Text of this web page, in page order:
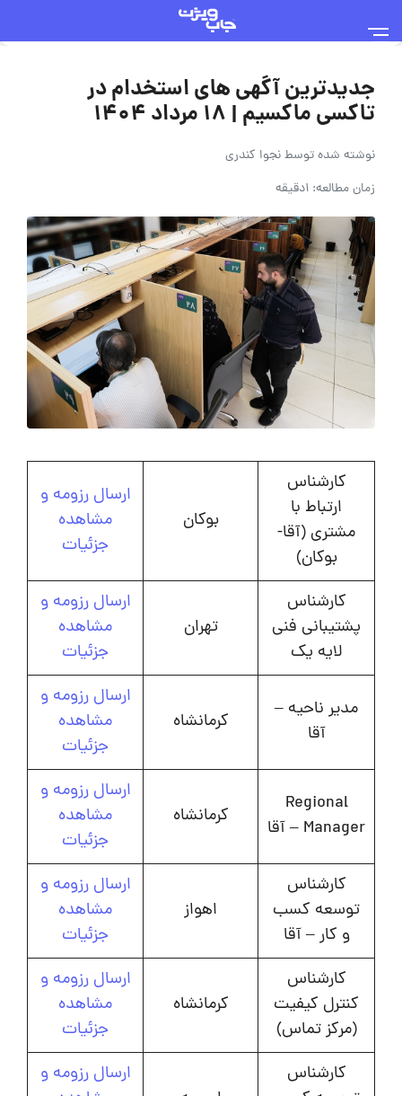
جدیدترین آگهی های استخدام در
تاکسی ماکسیم | 18 مرداد 1404
نوشته شده توسطنجوا کندری
زمان مطالعه: 1دقیقه
کارشناس
ارتباط با
مشتری (آقا-
بوکان)
بوکان
ارسال رزومه و
مشاهده
جزئیات
کارشناس
پشتیبانی فنی
لایه یک
تهران
ارسال رزومه و
مشاهده
جزئیات
مدیر ناحیه‌ –
آقا
کرمانشاه
ارسال رزومه و
مشاهده
جزئیات
Regional
Manager – آقا
کرمانشاه
ارسال رزومه و
مشاهده
جزئیات
کارشناس
توسعه کسب
و کار – آقا
اهواز
ارسال رزومه و
مشاهده
جزئیات
کارشناس
کنترل کیفیت
(مرکز تماس)
کرمانشاه
ارسال رزومه و
مشاهده
جزئیات
کارشناس
ارسال رزومه و